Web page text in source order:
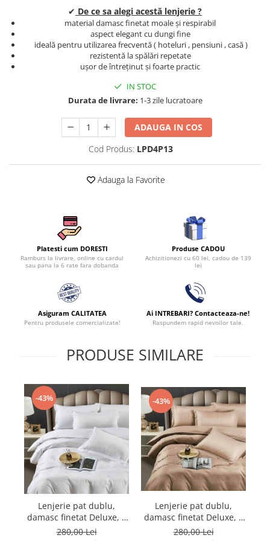
Set Lenjerie Pat Blanita Iepure, 6
Piese, Cu Pilota Inclusa
Lenjerii De Pat Premium Collection
Set Lenjerie De Pat, 7 Piese, Cu
Set Lenjerie De Pat Jacquard Regal,
11 Piese, Cuvertura Inclusa
Lenjerii Damasc Egiptean King Size
Lenjerii De Pat, Finet Premium, 1
Lenjerii De Pat Damasc 1 Persoana
✔ De ce sa alegi acestă lenjerie ?
material damasc finetat moale și respirabil
aspect elegant cu dungi fine
ideală pentru utilizarea frecventă ( hoteluri , pensiuni , casă )
rezistentă la spălări repetate
ușor de întreținut și foarte practic
IN STOC
Durata de livrare: 1-3 zile lucratoare
ADAUGA IN COS
Cod Produs: LPD4P13
Adauga la Favorite
Platesti cum DORESTI
Ramburs la livrare, online cu cardul
sau pana la 6 rate fara dobanda
Produse CADOU
Achizitionezi cu 60 lei, cadou de 139
lei
Asiguram CALITATEA
Pentru produsele comercializate!
Ai INTREBARI? Contacteaza-ne!
Raspundem rapid nevoilor tale.
PRODUSE SIMILARE
-43%
Lenjerie pat dublu,
damasc finetat Deluxe, 6
piese, cearceaf pat cu
280,00 Lei
-43%
Lenjerie pat dublu,
damasc finetat Deluxe, 6
piese, cearceaf pat cu
280,00 Lei